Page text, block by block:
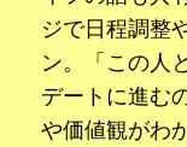
ジで日程調整
ン。「この人
デートに進む
や価値観がわ